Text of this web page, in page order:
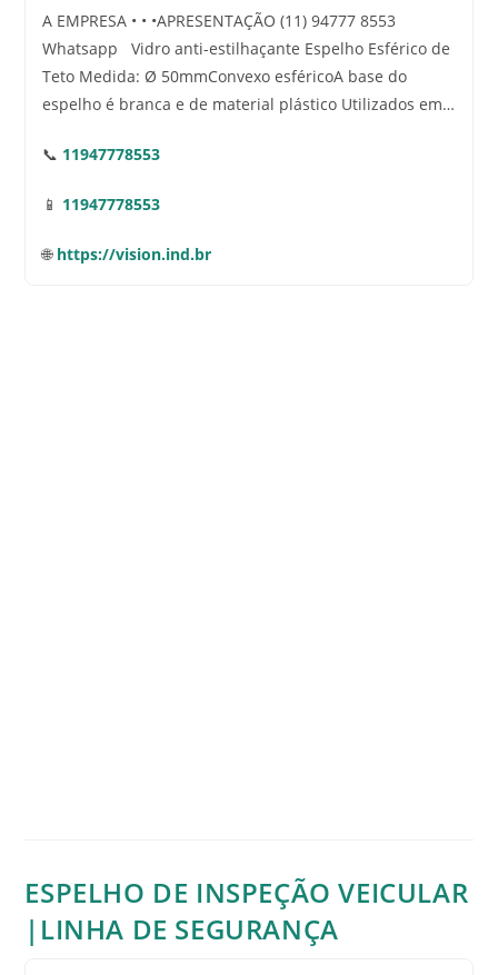
A EMPRESA • • •APRESENTAÇÃO (11) 94777 8553
Whatsapp Vidro anti-estilhaçante Espelho Esférico de
Teto Medida: Ø 50mmConvexo esféricoA base do
espelho é branca e de material plástico Utilizados em…
📞 11947778553
📱 11947778553
🌐 https://vision.ind.br
ESPELHO DE INSPEÇÃO VEICULAR
|LINHA DE SEGURANÇA